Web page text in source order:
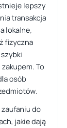
lepszy
transakcja
lokalne,
fizyczna
To
osób
do
jakie dają